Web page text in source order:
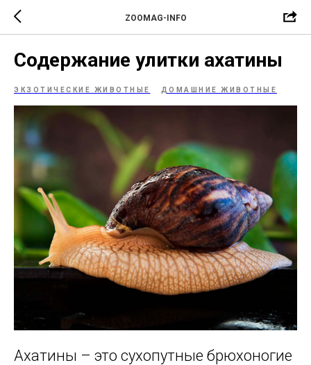
ZOOMAG-INFO
Содержание улитки ахатины
ЭКЗОТИЧЕСКИЕ ЖИВОТНЫЕ ДОМАШНИЕ ЖИВОТНЫЕ
Ахатины – это сухопутные брюхоногие